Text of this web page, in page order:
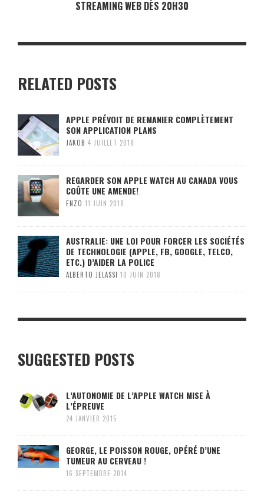
STREAMING WEB DÈS 20H30
RELATED POSTS
APPLE PRÉVOIT DE REMANIER COMPLÈTEMENT
SON APPLICATION PLANS
JAKOB 4 JUILLET 2018
REGARDER SON APPLE WATCH AU CANADA VOUS
COÛTE UNE AMENDE!
ENZO 11 JUIN 2018
AUSTRALIE: UNE LOI POUR FORCER LES SOCIÉTÉS
DE TECHNOLOGIE (APPLE, FB, GOOGLE, TELCO,
ETC.) D’AIDER LA POLICE
ALBERTO JELASSI 10 JUIN 2018
SUGGESTED POSTS
L’AUTONOMIE DE L’APPLE WATCH MISE À
L’ÉPREUVE
24 JANVIER 2015
GEORGE, LE POISSON ROUGE, OPÉRÉ D’UNE
TUMEUR AU CERVEAU !
16 SEPTEMBRE 2014